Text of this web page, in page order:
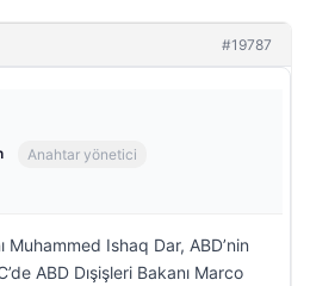
#19787
Anahtar yönetici
Muhammed Ishaq Dar, ABD’nin
ABD Dışişleri Bakanı Marco